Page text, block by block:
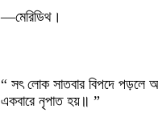
—মেরিডিথ।
“ সৎ লোক সাতবার বিপদে পড়লে
একবারে নৃপাত হয়॥ ”